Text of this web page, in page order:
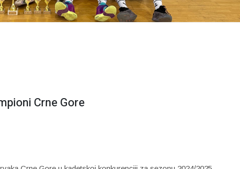
Crne Gore